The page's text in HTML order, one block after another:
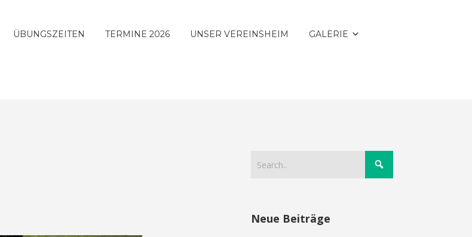
ÜBUNGSZEITEN TERMINE 2026 UNSER VEREINSHEIM GALERIE
Neue Beiträge